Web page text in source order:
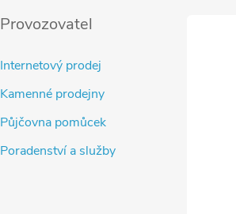
Provozovatel
Internetový prodej
Kamenné prodejny
Půjčovna pomůcek
Poradenství a služby